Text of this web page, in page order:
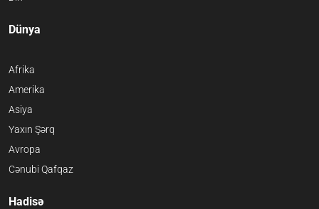
Dünya
Afrika
Amerika
Asiya
Yaxın Şərq
Avropa
Cənubi Qafqaz
Hadisə